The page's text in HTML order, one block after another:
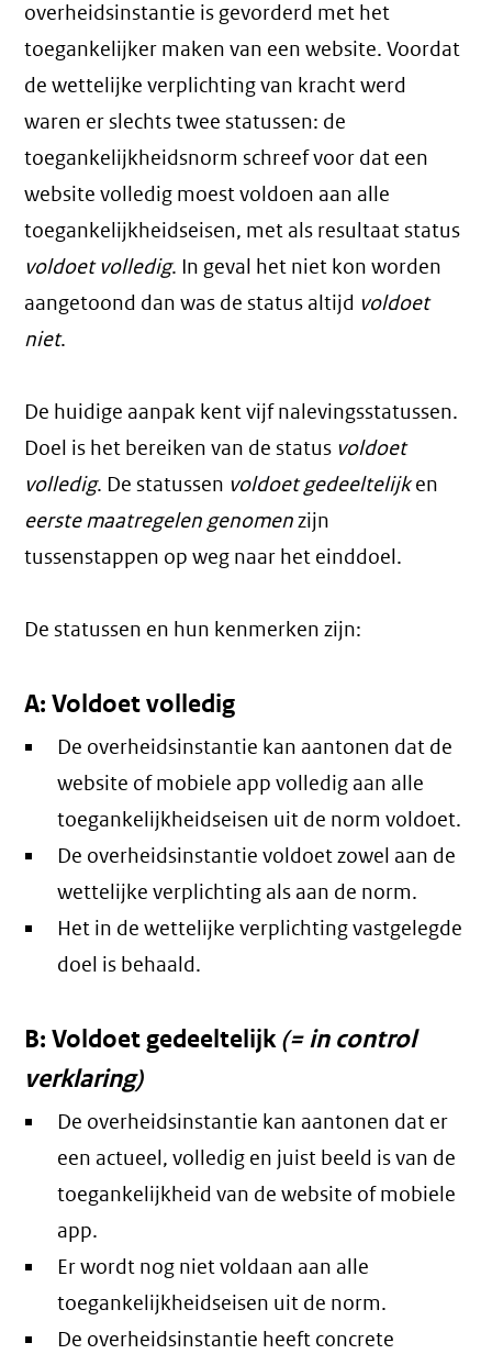
overheidsinstantie is gevorderd met het
toegankelijker maken van een website. Voordat
de wettelijke verplichting van kracht werd
waren er slechts twee statussen: de
toegankelijkheidsnorm schreef voor dat een
website volledig moest voldoen aan alle
toegankelijkheidseisen, met als resultaat status
voldoet volledig. In geval het niet kon worden
aangetoond dan was de status altijd voldoet
niet.
De huidige aanpak kent vijf nalevingsstatussen.
Doel is het bereiken van de status voldoet
volledig. De statussen voldoet gedeeltelijken
eerste maatregelen genomenzijn
tussenstappen op weg naar het einddoel.
De statussen en hun kenmerken zijn:
A: Voldoet volledig
De overheidsinstantie kan aantonen dat de
website of mobiele app volledig aan alle
toegankelijkheidseisen uit de norm voldoet.
De overheidsinstantie voldoet zowel aan de
wettelijke verplichting als aan de norm.
Het in de wettelijke verplichting vastgelegde
doel is behaald.
B: Voldoet gedeeltelijk(= in control
verklaring)
De overheidsinstantie kan aantonen dat er
een actueel, volledig en juist beeld is van de
toegankelijkheid van de website of mobiele
app.
Er wordt nog niet voldaan aan alle
toegankelijkheidseisen uit de norm.
De overheidsinstantie heeft concrete